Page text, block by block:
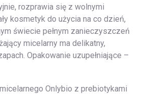
rozprawia się z wolnymi
kosmetyk do użycia na co dzień,
świecie pełnym zanieczyszczeń
micelarny ma delikatny,
Opakowanie uzupełniające –
Onlybio z prebiotykami